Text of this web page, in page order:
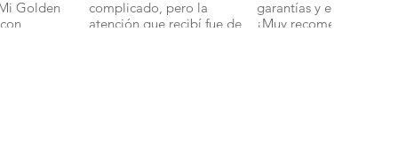
Golden
complicado, pero la
atención que recibí fue de
garantías y en perfecto
¡Muy recomendados!".